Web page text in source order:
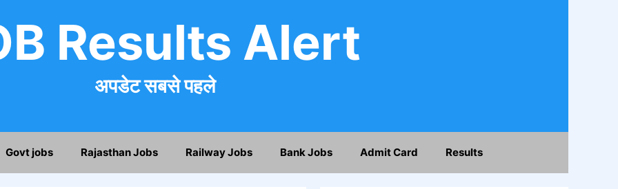
Results Alert
अपडेट सबसे पहले
Govt jobs Rajasthan Jobs Railway Jobs Bank Jobs Admit Card Results